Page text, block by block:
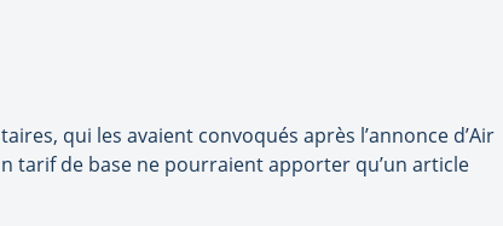
qui les avaient convoqués après l’annonce d’Air
tarif de base ne pourraient apporter qu’un article